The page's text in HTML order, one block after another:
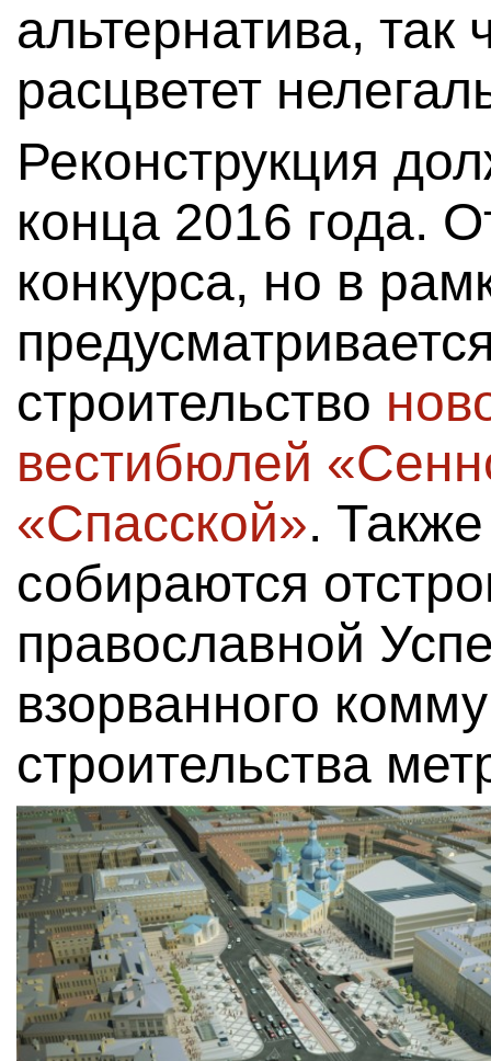
альтернатива,
расцветет
Реконструкция
конца 2016 года.
конкурса, но в
строительство
вестибюлей
«Спасской».
собираются
православной
взорванного
строительства